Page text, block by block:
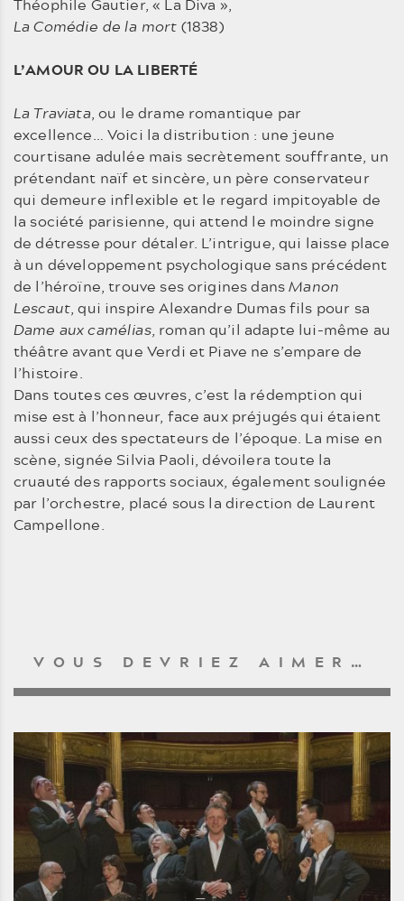
La Comédie de la mort (1838)
L’AMOUR OU LA LIBERTÉ
La Traviata, ou le drame romantique par
excellence… Voici la distribution : une jeune
courtisane adulée mais secrètement souffrante, un
prétendant naïf et sincère, un père conservateur
qui demeure inflexible et le regard impitoyable de
la société parisienne, qui attend le moindre signe
de détresse pour détaler. L’intrigue, qui laisse place
à un développement psychologique sans précédent
de l’héroïne, trouve ses origines dansManon
Lescaut, qui inspire Alexandre Dumas fils pour sa
Dame aux camélias, roman qu’il adapte lui-même au
théâtre avant que Verdi et Piave ne s’empare de
l’histoire.
Dans toutes ces œuvres, c’est la rédemption qui
mise est à l’honneur, face aux préjugés qui étaient
aussi ceux des spectateurs de l’époque. La mise en
scène, signée Silvia Paoli, dévoilera toute la
cruauté des rapports sociaux, également soulignée
par l’orchestre, placé sous la direction de Laurent
Campellone.
VOUS DEVRIEZ AIMER…